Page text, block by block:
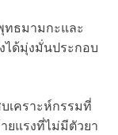
ทธมามกะและ
ได้มุ่งมั่นประกอบ
บเคราะห์กรรมที่
ยแรงที่ไม่มีตัวยา